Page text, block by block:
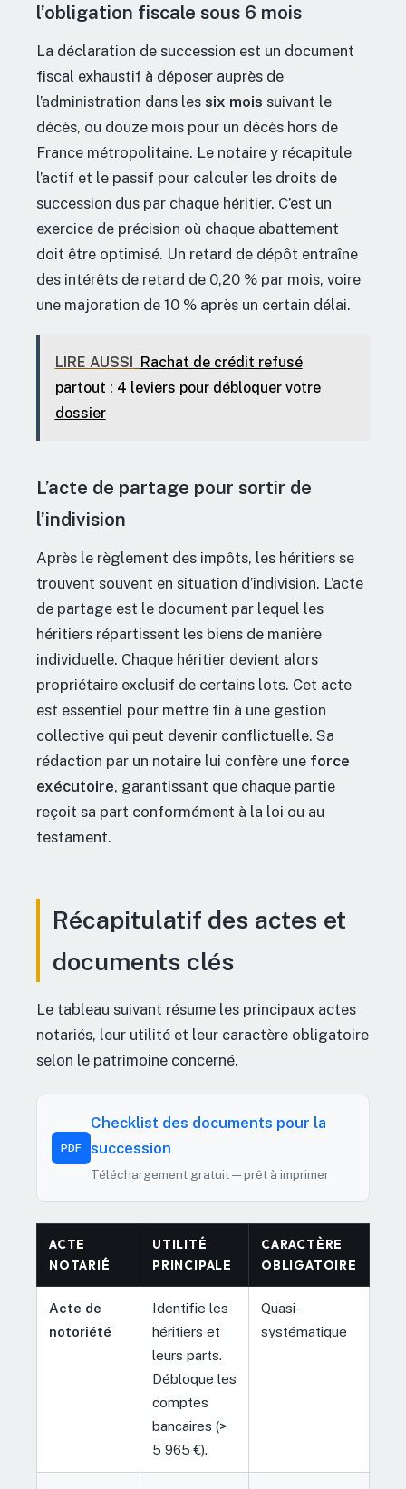
l’obligation fiscale sous 6 mois
La déclaration de succession est un document
fiscal exhaustif à déposer auprès de
l’administration dans les six mois suivant le
décès, ou douze mois pour un décès hors de
France métropolitaine. Le notaire y récapitule
l’actif et le passif pour calculer les droits de
succession dus par chaque héritier. C’est un
exercice de précision où chaque abattement
doit être optimisé. Un retard de dépôt entraîne
des intérêts de retard de 0,20 % par mois, voire
une majoration de 10 % après un certain délai.
LIRE AUSSI
Rachat de crédit refusé
partout : 4 leviers pour débloquer votre
dossier
L’acte de partage pour sortir de
l’indivision
Après le règlement des impôts, les héritiers se
trouvent souvent en situation d’indivision. L’acte
de partage est le document par lequel les
héritiers répartissent les biens de manière
individuelle. Chaque héritier devient alors
propriétaire exclusif de certains lots. Cet acte
est essentiel pour mettre fin à une gestion
collective qui peut devenir conflictuelle. Sa
rédaction par un notaire lui confère une force
exécutoire, garantissant que chaque partie
reçoit sa part conformément à la loi ou au
testament.
Récapitulatif des actes et
documents clés
Le tableau suivant résume les principaux actes
notariés, leur utilité et leur caractère obligatoire
selon le patrimoine concerné.
PDF
Checklist des documents pour la
succession
Téléchargement gratuit — prêt à imprimer
ACTE
NOTARIÉ
UTILITÉ
PRINCIPALE
CARACTÈRE
OBLIGATOIRE
Acte de
notoriété
Identifie les
héritiers et
leurs parts.
Débloque les
comptes
bancaires (>
5 965 €).
Quasi-
systématique